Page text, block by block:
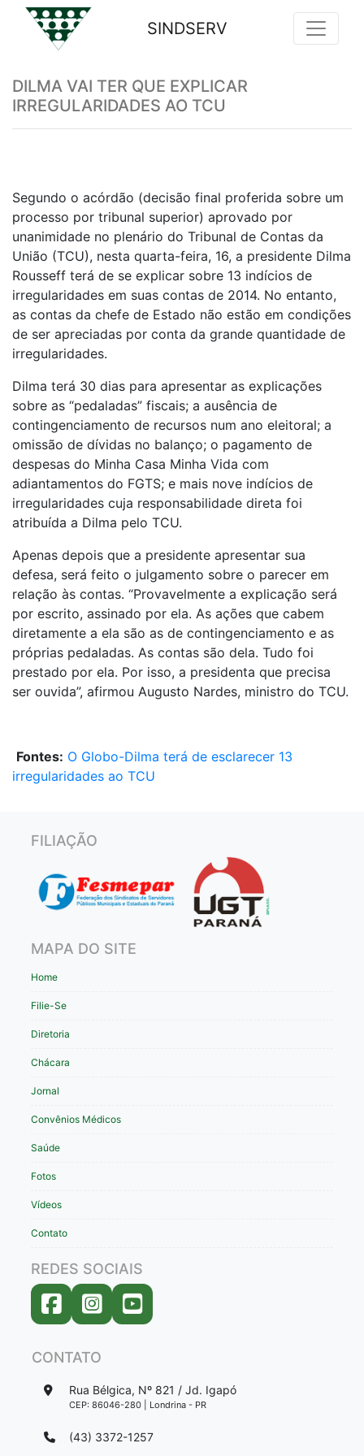
SINDSERV
DILMA VAI TER QUE EXPLICAR
IRREGULARIDADES AO TCU
Segundo o acórdão (decisão final proferida sobre um
processo por tribunal superior) aprovado por
unanimidade no plenário do Tribunal de Contas da
União (TCU), nesta quarta-feira, 16, a presidente Dilma
Rousseff terá de se explicar sobre 13 indícios de
irregularidades em suas contas de 2014. No entanto,
as contas da chefe de Estado não estão em condições
de ser apreciadas por conta da grande quantidade de
irregularidades.
Dilma terá 30 dias para apresentar as explicações
sobre as “pedaladas” fiscais; a ausência de
contingenciamento de recursos num ano eleitoral; a
omissão de dívidas no balanço; o pagamento de
despesas do Minha Casa Minha Vida com
adiantamentos do FGTS; e mais nove indícios de
irregularidades cuja responsabilidade direta foi
atribuída a Dilma pelo TCU.
Apenas depois que a presidente apresentar sua
defesa, será feito o julgamento sobre o parecer em
relação às contas. “Provavelmente a explicação será
por escrito, assinado por ela. As ações que cabem
diretamente a ela são as de contingenciamento e as
próprias pedaladas. As contas são dela. Tudo foi
prestado por ela. Por isso, a presidenta que precisa
ser ouvida”, afirmou Augusto Nardes, ministro do TCU.
Fontes: O Globo-Dilma terá de esclarecer 13
irregularidades ao TCU
FILIAÇÃO
MAPA DO SITE
Home
Filie-Se
Diretoria
Chácara
Jornal
Convênios Médicos
Saúde
Fotos
Vídeos
Contato
REDES SOCIAIS
CONTATO
Rua Bélgica, Nº 821 / Jd. Igapó
CEP: 86046-280 | Londrina - PR
(43) 3372-1257